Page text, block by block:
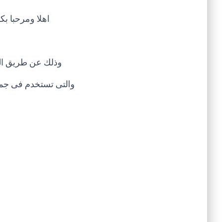
اهلا ومرحبا
وذلك عن طريق
والتى تستخدم فى